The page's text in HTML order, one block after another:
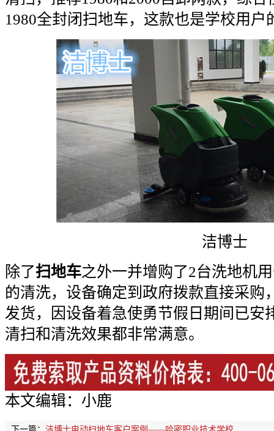
1980全封闭扫地车，这款也是学校用户
洁博士
除了扫地车之外一并增购了2台洗地机
的清洗，设备确定到政府拨款直接采购
发货，因设备着急使勇节假日期间已安
清扫和清洗效果都非常满意。
本文编辑：小鹿